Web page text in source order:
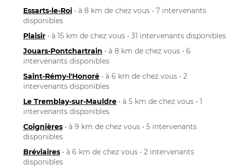
Essarts-le-Roi • à 8 km de chez vous • 7 intervenants
disponibles
Plaisir • à 15 km de chez vous • 31 intervenants disponibles
Jouars-Pontchartrain • à 8 km de chez vous • 6
intervenants disponibles
Saint-Rémy-l'Honoré • à 6 km de chez vous • 2
intervenants disponibles
Le Tremblay-sur-Mauldre • à 5 km de chez vous • 1
intervenants disponibles
Coignières • à 9 km de chez vous • 5 intervenants
disponibles
Bréviaires • à 6 km de chez vous • 2 intervenants
disponibles